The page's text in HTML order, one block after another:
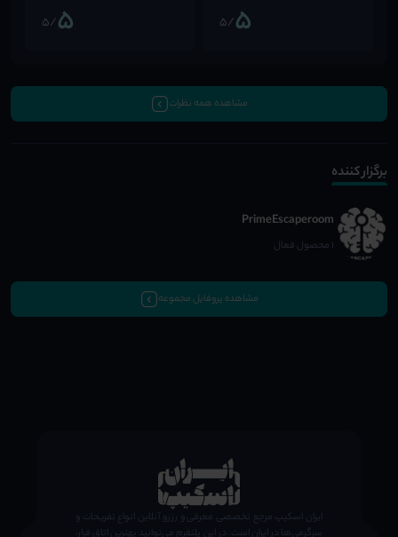
5
/5
5
/5
مشاهده همه نظرات
برگزار کننده
PrimeEscaperoom
1 محصول فعال
مشاهده پروفایل مجموعه
ایران اسکیپ مرجع تخصصی معرفی و رزرو آنلاین انواع تفریحات و
سرگرمی‌ها در ایران است. در این پلتفرم می‌توانید بهترین اتاق فرار،